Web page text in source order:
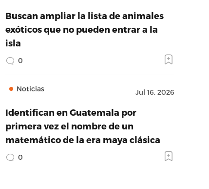
Buscan ampliar la lista de animales
exóticos que no pueden entrar a la
isla
0
Noticias Jul 16, 2026
Identifican en Guatemala por
primera vez el nombre de un
matemático de la era maya clásica
0